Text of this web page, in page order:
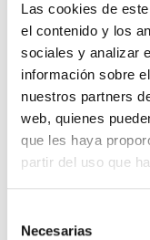
Las cookies de
el contenido y los
sociales y analizar
información sobre
nuestros partners
web, quienes
que les haya
partir del uso que
Necesarias